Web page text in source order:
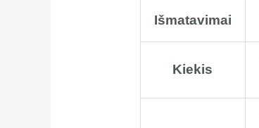
Išmatavimai
Kiekis